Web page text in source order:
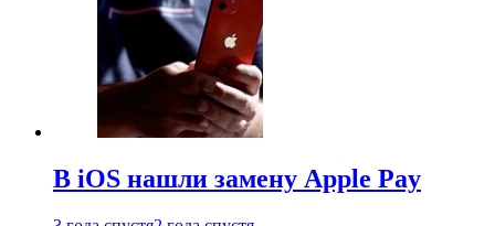
В iOS нашли замену Apple Pay